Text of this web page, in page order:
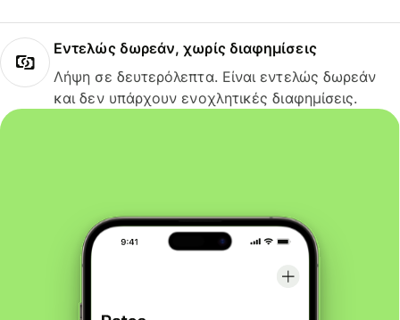
Εντελώς δωρεάν, χωρίς διαφημίσεις
Λήψη σε δευτερόλεπτα. Είναι εντελώς δωρεάν
και δεν υπάρχουν ενοχλητικές διαφημίσεις.